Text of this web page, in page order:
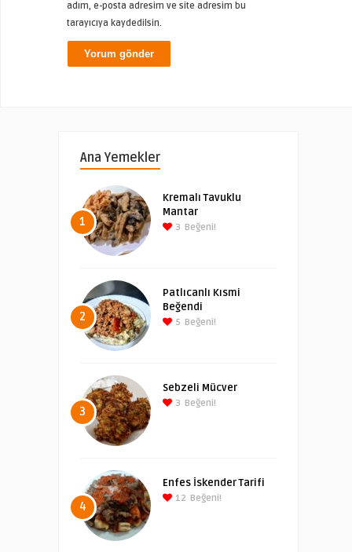
adım, e-posta adresim ve site adresim bu
tarayıcıya kaydedilsin.
Ana Yemekler
1
Kremalı Tavuklu
Mantar
3 Beğeni!
2
Patlıcanlı Kısmi
Beğendi
5 Beğeni!
3
Sebzeli Mücver
3 Beğeni!
4
Enfes İskender Tarifi
12 Beğeni!